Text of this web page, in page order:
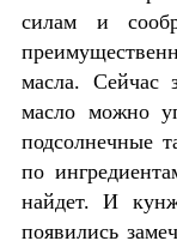
силам и
масла. Сейчас
масло можно
подсолнечные
по
найдет. И
появились